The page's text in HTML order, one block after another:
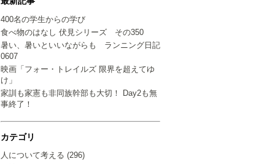
400名の学生からの学び
食べ物のはなし 伏見シリーズ その350
暑い、暑いといいながらも ランニング日記
0607
映画「フォー・トレイルズ 限界を超えてゆ
け」
家訓も家憲も非同族幹部も大切！ Day2も無
事終了！
カテゴリ
人について考える (296)